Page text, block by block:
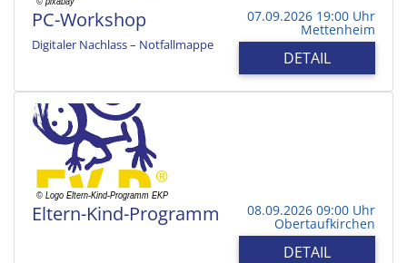
PC-Workshop
Digitaler Nachlass – Notfallmappe
07.09.2026 19:00 Uhr
Mettenheim
DETAIL
Eltern-Kind-Programm 08.09.2026 09:00 Uhr
Obertaufkirchen
DETAIL